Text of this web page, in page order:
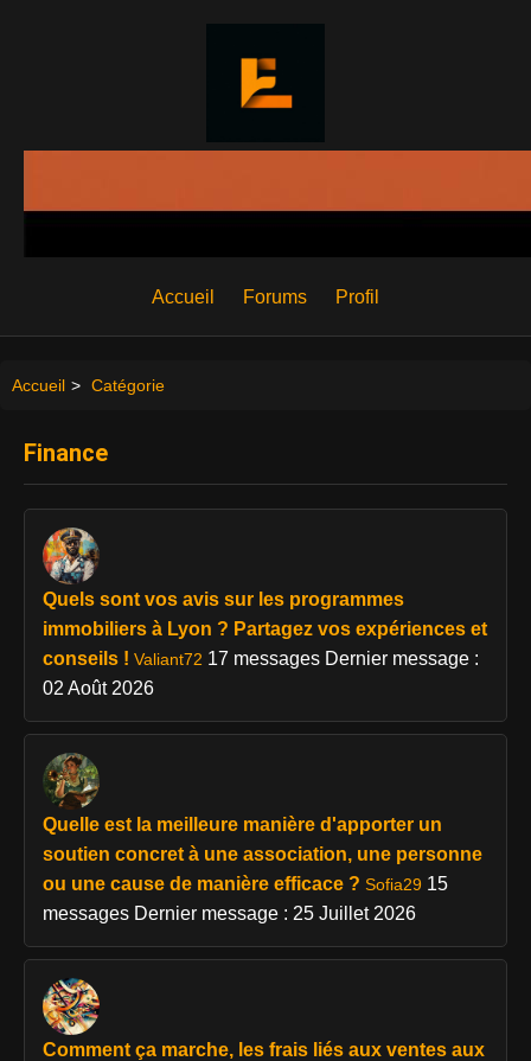
Accueil Forums Profil
Accueil > Catégorie
Finance
Quels sont vos avis sur les programmes
immobiliers à Lyon ? Partagez vos expériences et
conseils ! Valiant72 17 messages Dernier message :
02 Août 2026
Quelle est la meilleure manière d'apporter un
soutien concret à une association, une personne
ou une cause de manière efficace ? Sofia29 15
messages Dernier message : 25 Juillet 2026
Comment ça marche, les frais liés aux ventes aux